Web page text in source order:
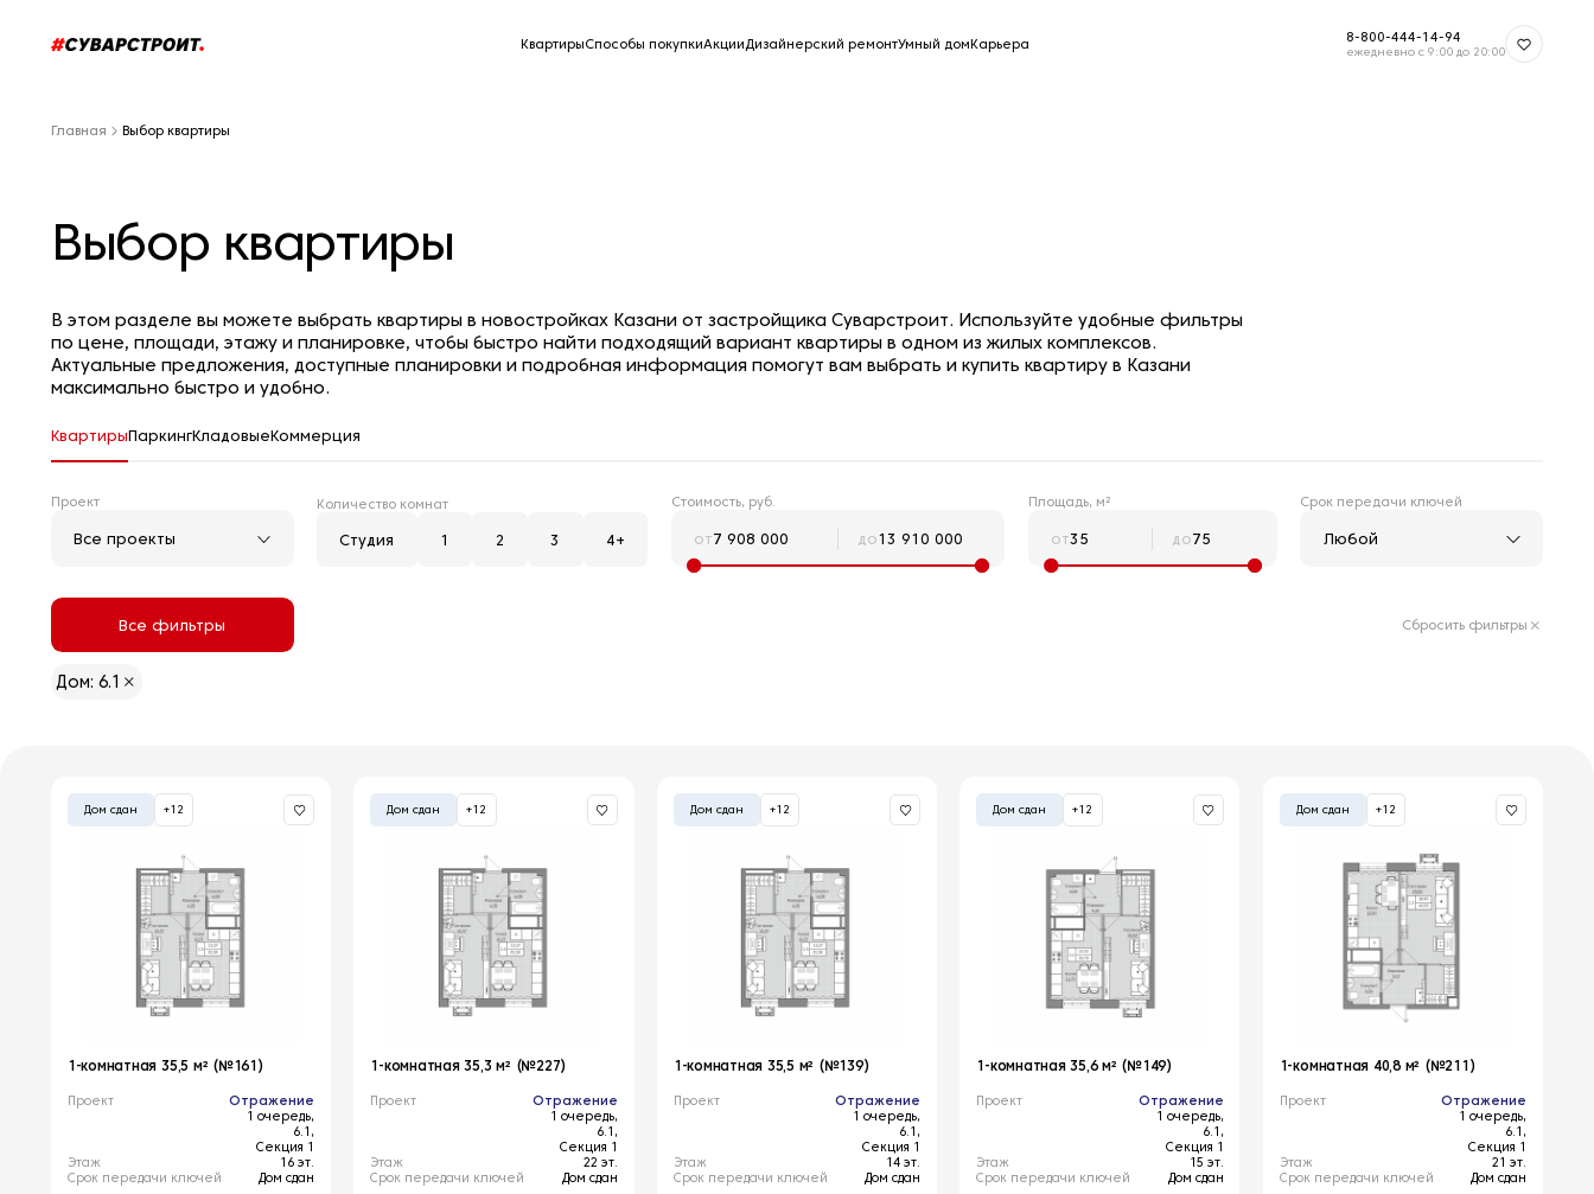
КвартирыСпособы покупкиАкцииДизайнерский ремонтУмный домКарьера 8-800-444-14-94
ежедневно с 9:00 до 20:00
Главная Выбор квартиры
Выбор квартиры
В этом разделе вы можете выбрать квартиры в новостройках Казани от застройщика Суварстроит. Используйте удобные фильтры
по цене, площади, этажу и планировке, чтобы быстро найти подходящий вариант квартиры в одном из жилых комплексов.
Актуальные предложения, доступные планировки и подробная информация помогут вам выбрать и купить квартиру в Казани
максимально быстро и удобно.
КвартирыПаркингКладовыеКоммерция
Проект
Все проекты
Количество комнат
Студия 1 2 3 4+
Стоимость, руб.
от до
Площадь, м²
от до
Срок передачи ключей
Любой
Все фильтры Сбросить фильтры
Дом: 6.1
Дом сдан +12
1-комнатная 35,5 м² (№161)
Проект
Отражение
1 очередь,
6.1,
Секция 1
Этаж
16 эт.
Срок передачи ключей
Дом сдан
Дом сдан +12
1-комнатная 35,3 м² (№227)
Проект
Отражение
1 очередь,
6.1,
Секция 1
Этаж
22 эт.
Срок передачи ключей
Дом сдан
Дом сдан +12
1-комнатная 35,5 м² (№139)
Проект
Отражение
1 очередь,
6.1,
Секция 1
Этаж
14 эт.
Срок передачи ключей
Дом сдан
Дом сдан +12
1-комнатная 35,6 м² (№149)
Проект
Отражение
1 очередь,
6.1,
Секция 1
Этаж
15 эт.
Срок передачи ключей
Дом сдан
Дом сдан +12
1-комнатная 40,8 м² (№211)
Проект
Отражение
1 очередь,
6.1,
Секция 1
Этаж
21 эт.
Срок передачи ключей
Дом сдан